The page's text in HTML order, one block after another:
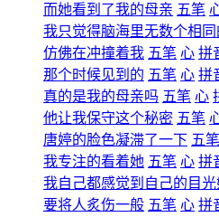
而她看到了我的母亲 五笔
我只觉得脑海里无数个相
仿佛在冲撞着我 五笔 心 拼
那个时候见到的 五笔 心 拼
真的是我的母亲吗 五笔 心
他让我保守这个秘密 五笔
唐婷的脸色凝滞了一下 五笔
我专注的看着她 五笔 心 拼
我自己都感觉到自己的目
要将人炙伤一般 五笔 心 拼